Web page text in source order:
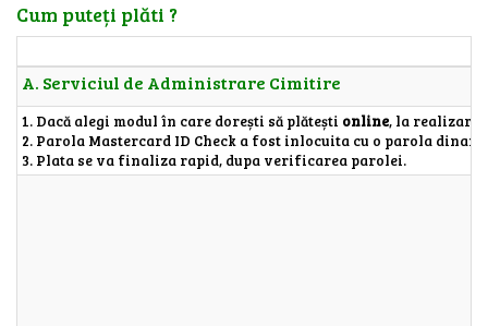
Cum puteți plăti ?
A. Serviciul de Administrare Cimitire
1. Dacă alegi modul în care dorești să plătești online, la
2. Parola Mastercard ID Check a fost inlocuita cu o parola
3. Plata se va finaliza rapid, dupa verificarea parolei.